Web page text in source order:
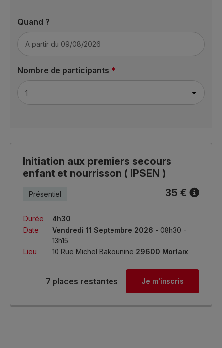
Quand ?
Nombre de participants
Initiation aux premiers secours
enfant et nourrisson ( IPSEN )
Présentiel 35 €
Durée
4h30
Date
Vendredi 11 Septembre 2026 - 08h30 -
13h15
Lieu
10 Rue Michel Bakounine 29600 Morlaix
7 places restantes Je m'inscris